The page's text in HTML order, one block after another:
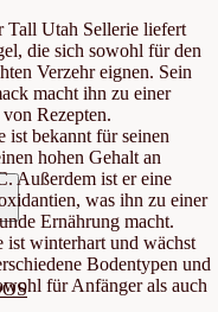
Tall Utah Sellerie liefert
die sich sowohl für den
Verzehr eignen. Sein
macht ihn zu einer
Rezepten.
ist bekannt für seinen
hohen Gehalt an
Außerdem ist er eine
was ihn zu einer
Ernährung macht.
ist winterhart und wächst
Bodentypen und
für Anfänger als auch